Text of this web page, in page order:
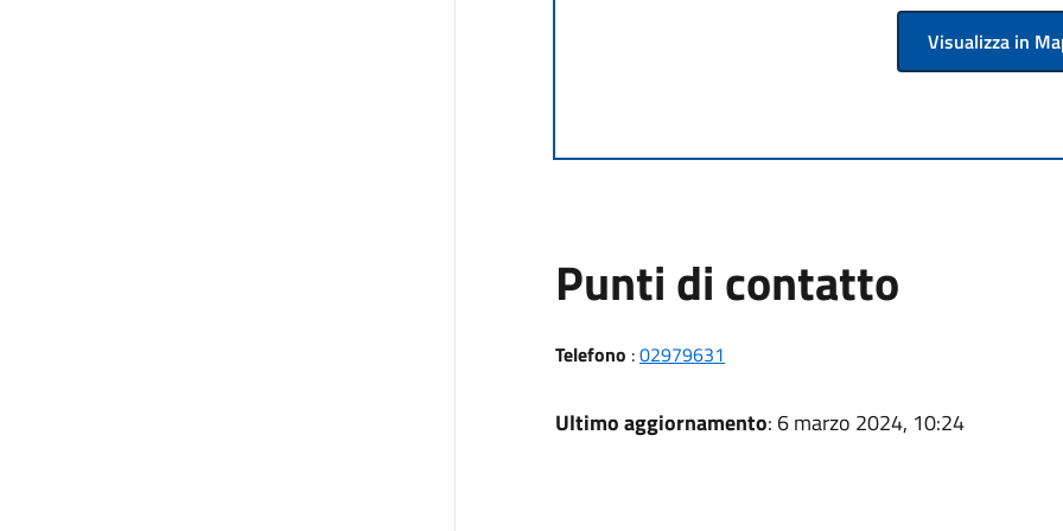
Visualizza in
Punti di contatto
Telefono :02979631
Ultimo aggiornamento: 6 marzo 2024, 10:24